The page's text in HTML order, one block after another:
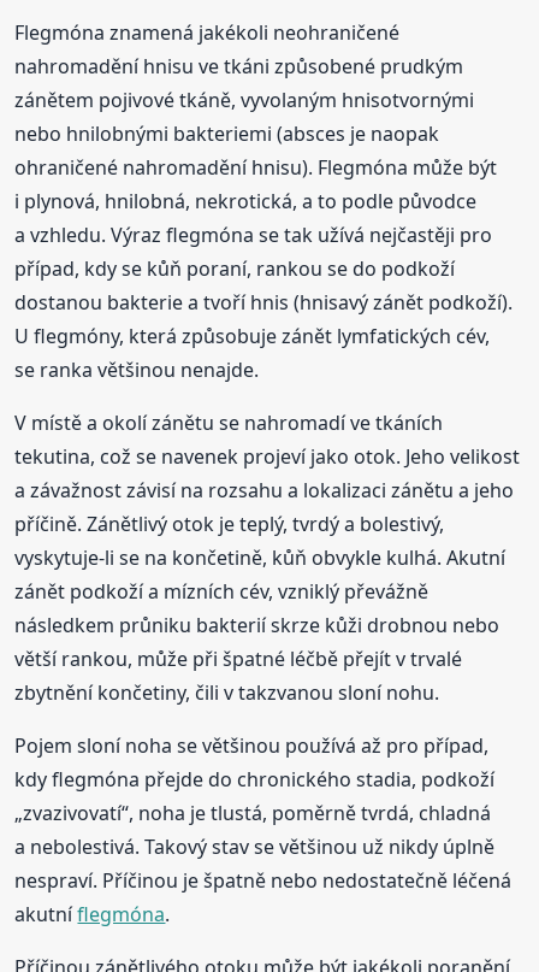
Flegmóna znamená jakékoli neohraničené
nahromadění hnisu ve tkáni způsobené prudkým
zánětem pojivové tkáně, vyvolaným hnisotvornými
nebo hnilobnými bakteriemi (absces je naopak
ohraničené nahromadění hnisu). Flegmóna může být
i plynová, hnilobná, nekrotická, a to podle původce
a vzhledu. Výraz flegmóna se tak užívá nejčastěji pro
případ, kdy se kůň poraní, rankou se do podkoží
dostanou bakterie a tvoří hnis (hnisavý zánět podkoží).
U flegmóny, která způsobuje zánět lymfatických cév,
se ranka většinou nenajde.
V místě a okolí zánětu se nahromadí ve tkáních
tekutina, což se navenek projeví jako otok. Jeho velikost
a závažnost závisí na rozsahu a lokalizaci zánětu a jeho
příčině. Zánětlivý otok je teplý, tvrdý a bolestivý,
vyskytuje-li se na končetině, kůň obvykle kulhá. Akutní
zánět podkoží a mízních cév, vzniklý převážně
následkem průniku bakterií skrze kůži drobnou nebo
větší rankou, může při špatné léčbě přejít v trvalé
zbytnění končetiny, čili v takzvanou sloní nohu.
Pojem sloní noha se většinou používá až pro případ,
kdy flegmóna přejde do chronického stadia, podkoží
„zvazivovatí“, noha je tlustá, poměrně tvrdá, chladná
a nebolestivá. Takový stav se většinou už nikdy úplně
nespraví. Příčinou je špatně nebo nedostatečně léčená
akutníflegmóna.
Příčinou zánětlivého otoku může být jakékoli poranění